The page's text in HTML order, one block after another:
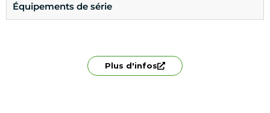
Équipements de série
Plus d'infos